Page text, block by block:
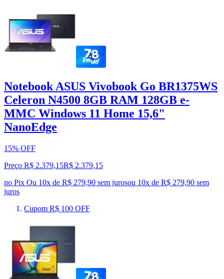
Notebook ASUS Vivobook Go BR1375WS
Celeron N4500 8GB RAM 128GB e-
MMC Windows 11 Home 15,6"
NanoEdge
15% OFF
Preço R$ 2.379,15R$ 2.379,15
no Pix Ou 10x de R$ 279,90 sem jurosou 10x de R$ 279,90 sem
juros
Cupom R$ 100 OFF